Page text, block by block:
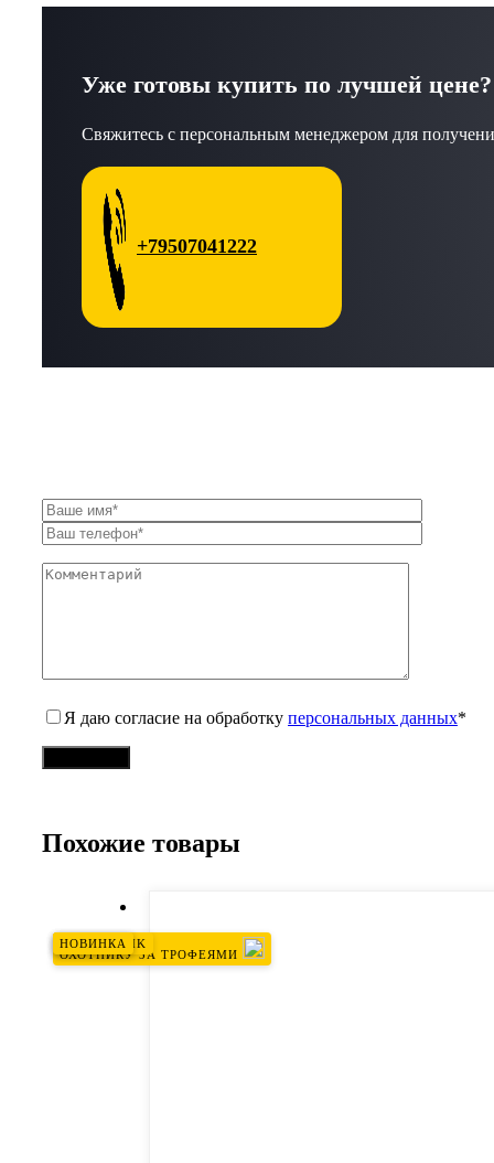
Уже готовы купить по лучшей цене?
Свяжитесь с персональным менеджером для
+79507041222
Я даю согласие на обработку персональных данных*
Похожие товары
ОХОТНИКУ ЗА ТРОФЕЯМИ
NETD ≤15MK
НОВИНКА
НОВИНКА